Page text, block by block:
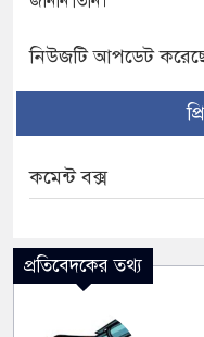
নিউজটি আপডেট
কমেন্ট বক্স
প্রতিবেদকের তথ্য